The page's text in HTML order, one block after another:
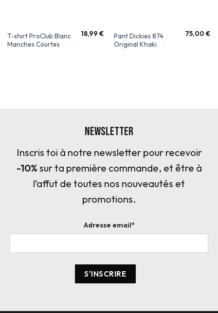
T-shirt ProClub Blanc
Manches Courtes
18,99€
Pant Dickies 874
Original Khaki
75,00€
Newsletter
Inscris toi à notre newsletter pour recevoir
-10% sur ta première commande, et être à
l’affut de toutes nos nouveautés et
promotions.
Adresse email*